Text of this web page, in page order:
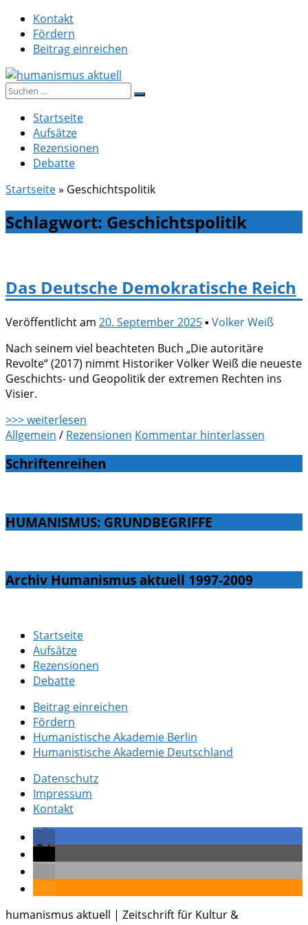
Zum
Inhalt
springen
Kontakt
Fördern
Beitrag einreichen
humanismus aktuell
Suche
Startseite
Aufsätze
Rezensionen
Debatte
Startseite» Geschichtspolitik
Schlagwort: Geschichtspolitik
Das Deutsche Demokratische Reich
Veröffentlicht am 20. September 2025▪ Volker Weiß
Nach seinem viel beachteten Buch „Die autoritäre
Revolte“ (2017) nimmt Historiker Volker Weiß die neueste
Geschichts- und Geopolitik der extremen Rechten ins
Visier.
>>> weiterlesen
Allgemein / Rezensionen Kommentar hinterlassen
Schriftenreihen
HUMANISMUS: GRUNDBEGRIFFE
Archiv Humanismus aktuell 1997-2009
Startseite
Aufsätze
Rezensionen
Debatte
Beitrag einreichen
Fördern
Humanistische Akademie Berlin
Humanistische Akademie Deutschland
Datenschutz
Impressum
Kontakt
humanismus aktuell | Zeitschrift für Kultur &